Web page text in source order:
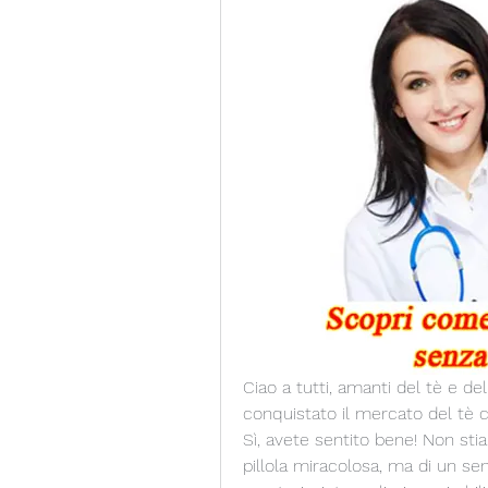
Ciao a tutti, amanti del tè e
conquistato il mercato del tè
Sì, avete sentito bene! Non
pillola miracolosa, ma di un